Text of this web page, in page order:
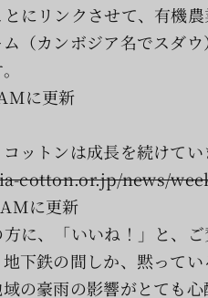
にリンクさせて、有機
（カンボジア名でスダ
に更新
ットンは成長を続けてい
cotton.or.jp/news/
に更新
に、「いいね！」と、
下鉄の間しか、黙って
の豪雨の影響がとても